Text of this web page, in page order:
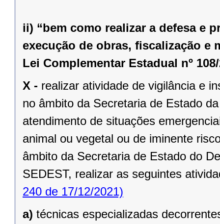
ii) “bem como realizar a defesa e
execução de obras, fiscalização e
Lei Complementar Estadual nº
X - realizar atividade de vigilância e
no âmbito da Secretaria de Estado
atendimento de situações
animal ou vegetal ou de iminente
âmbito da Secretaria de Estado do
SEDEST, realizar as seguintes
240 de 17/12/2021)
a) técnicas especializadas